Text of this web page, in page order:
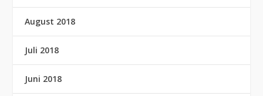
August 2018
Juli 2018
Juni 2018